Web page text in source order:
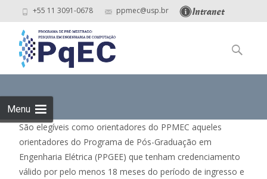
+55 11 3091-0678 ppmec@usp.br
Menu
to
content
Pesquisar
por:
São elegíveis como orientadores do PPMEC aqueles
orientadores do Programa de Pós-Graduação em
Engenharia Elétrica (PPGEE) que tenham credenciamento
válido por pelo menos 18 meses do período de ingresso e